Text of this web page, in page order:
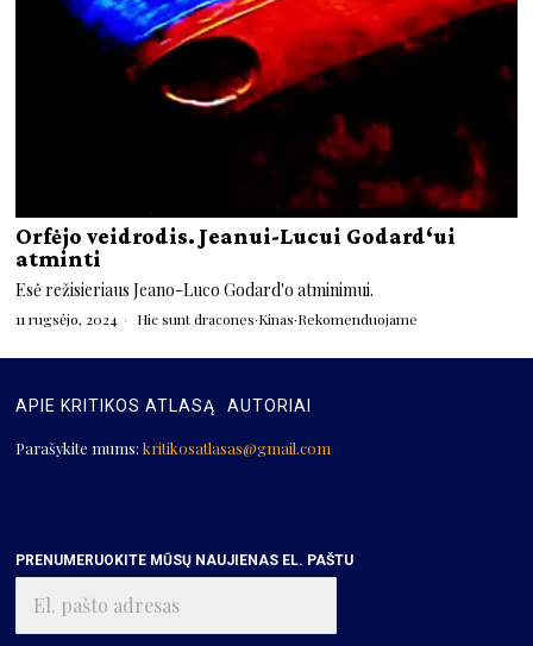
Orfėjo veidrodis. Jeanui-Lucui Godard‘ui
atminti
Esė režisieriaus Jeano-Luco Godard'o atminimui.
11 rugsėjo, 2024 Hic sunt dracones·Kinas·Rekomenduojame
APIE KRITIKOS ATLASĄ AUTORIAI
Parašykite mums:kritikosatlasas@gmail.com
PRENUMERUOKITE MŪSŲ NAUJIENAS EL. PAŠTU
pašto
adresas